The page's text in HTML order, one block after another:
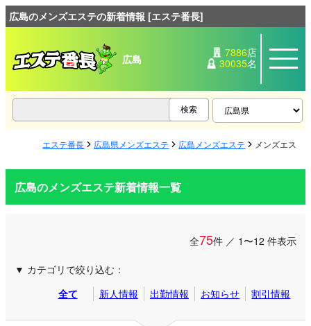
広島のメンズエステの新着情報 [エステ番長]
広島 7886店
30035名
エステ番長 広島県メンズエステ 広島メンズエステ メンズエステ
広島のメンズエステ新着情報一覧
全75件 ／ 1〜12 件表示
カテゴリで絞り込む：
全て
新人情報 出勤情報 お知らせ 割引情報